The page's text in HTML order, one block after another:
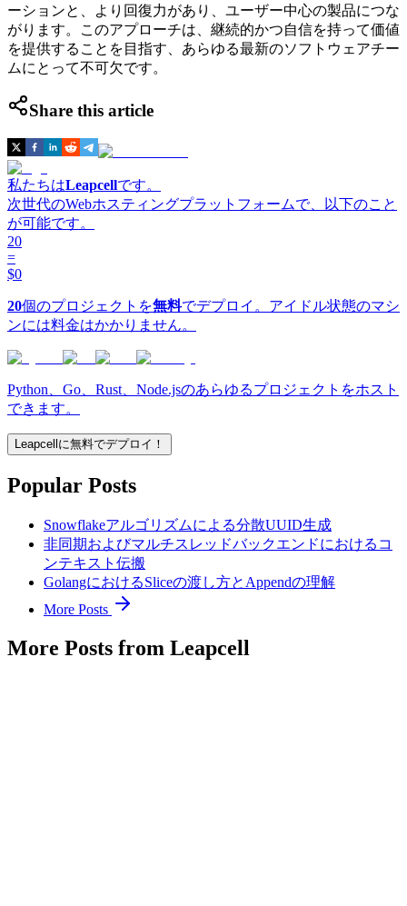
ーションと、より回復力があり、ユーザー中心の製品につな
がります。このアプローチは、継続的かつ自信を持って価値
を提供することを目指す、あらゆる最新のソフトウェアチー
ムにとって不可欠です。
Share this article
私たちはLeapcellです。
次世代のWebホスティングプラットフォームで、以下のこと
が可能です。
20
=
$0
20個のプロジェクトを無料でデプロイ。アイドル状態のマシ
ンには料金はかかりません。
Python、Go、Rust、Node.jsのあらゆるプロジェクトをホスト
できます。
Leapcellに無料でデプロイ！
Popular Posts
Snowflakeアルゴリズムによる分散UUID生成
非同期およびマルチスレッドバックエンドにおけるコ
ンテキスト伝搬
GolangにおけるSliceの渡し方とAppendの理解
More Posts
More Posts from Leapcell